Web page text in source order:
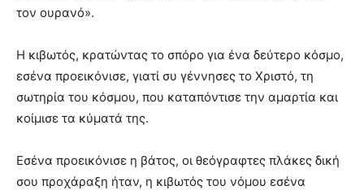
τον ουρανό».
Η κιβωτός, κρατώντας το σπόρο για ένα δεύτερο κόσμο,
εσένα προεικόνισε, γιατί συ γέννησες το Χριστό, τη
σωτηρία του κόσμου, που καταπόντισε την αμαρτία και
κοίμισε τα κύματά της.
Εσένα προεικόνισε η βάτος, οι θεόγραφτες πλάκες δική
σου προχάραξη ήταν, η κιβωτός του νόμου εσένα